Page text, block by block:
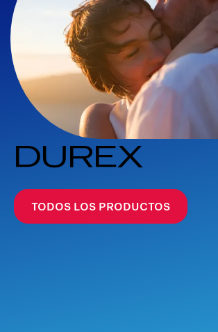
DUREX
TODOS LOS PRODUCTOS